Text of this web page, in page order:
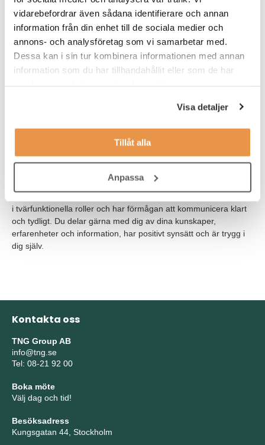
vidarebefordrar även sådana identifierare och annan
information från din enhet till de sociala medier och
annons- och analysföretag som vi samarbetar med.
Dessa kan i sin tur kombinera informationen med annan
information som du har tillhandahållit eller som de har
Visa detaljer
Tillåt alla
Anpassa
Teknikchef.
Våra förväntningar
Vi söker dig som har en relevant teknisk utbildning och
erfarenhet av produktion eller service av tekniska produkter. Du
och kvalitetsarbete och erfarenhet av kvalitetsteknik,
metodiskt och systematiskt arbetssätt. Du agerar på eget initiativ
i tvärfunktionella roller och har förmågan att kommunicera klart
och tydligt. Du delar gärna med dig av dina kunskaper,
erfarenheter och information, har positivt synsätt och är trygg i
dig själv.
Kontakta oss
TNG Group AB
info@tng.se
Tel: 08-21 92 00
Boka möte
Välj dag och tid!
Besöksadress
Kungsgatan 44, Stockholm